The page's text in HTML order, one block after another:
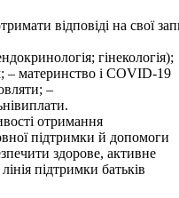
відповіді на свої
гінекологія);
– материнство і COVID-19
–
отримання
підтримки й допомоги
здорове, активне
підтримки батьків